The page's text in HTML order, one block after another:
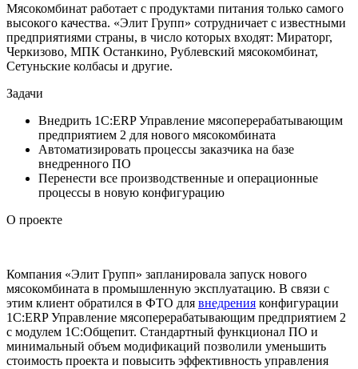
Мясокомбинат работает с продуктами питания только самого
высокого качества. «Элит Групп» сотрудничает с известными
предприятиями страны, в число которых входят: Мираторг,
Черкизово, МПК Останкино, Рублевский мясокомбинат,
Сетуньские колбасы и другие.
Задачи
Внедрить 1С:ERP Управление мясоперерабатывающим
предприятием 2 для нового мясокомбината
Автоматизировать процессы заказчика на базе
внедренного ПО
Перенести все производственные и операционные
процессы в новую конфигурацию
О проекте
Компания «Элит Групп» запланировала запуск нового
мясокомбината в промышленную эксплуатацию. В связи с
этим клиент обратился в ФТО для внедрения конфигурации
1С:ERP Управление мясоперерабатывающим предприятием 2
с модулем 1С:Общепит. Стандартный функционал ПО и
минимальный объем модификаций позволили уменьшить
стоимость проекта и повысить эффективность управления